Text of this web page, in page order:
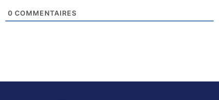
0 COMMENTAIRES